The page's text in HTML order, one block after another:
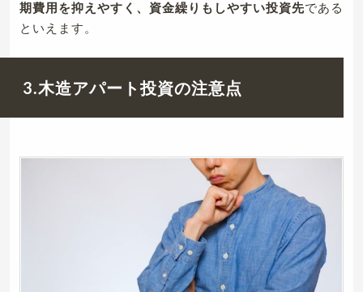
期費用を抑えやすく、資金繰りもしやすい投資先である
といえます。
3.木造アパート投資の注意点